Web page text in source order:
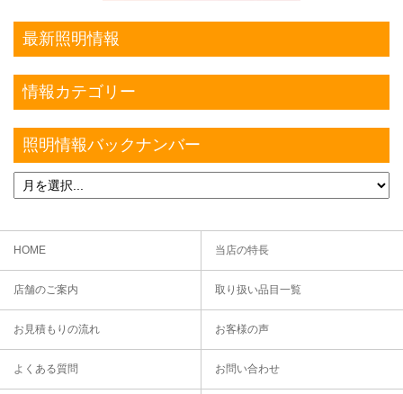
最新照明情報
情報カテゴリー
照明情報バックナンバー
HOME 当店の特長
店舗のご案内 取り扱い品目一覧
お見積もりの流れ お客様の声
よくある質問 お問い合わせ